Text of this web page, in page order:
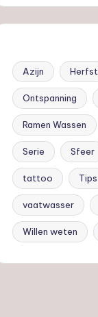
Azijn Herfst
Ontspanning
Ramen Wassen
Serie Sfeer
tattoo Tips
vaatwasser
Willen weten